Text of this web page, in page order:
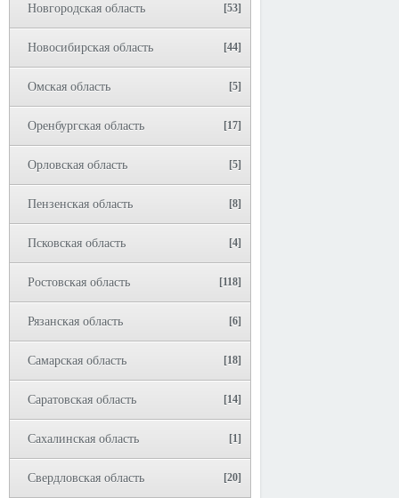
Новгородская область [53]
Новосибирская область [44]
Омская область [5]
Оренбургская область [17]
Орловская область [5]
Пензенская область [8]
Псковская область [4]
Ростовская область [118]
Рязанская область [6]
Самарская область [18]
Саратовская область [14]
Сахалинская область [1]
Свердловская область [20]